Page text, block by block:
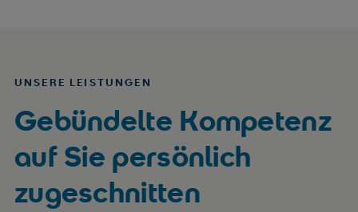
UNSERE LEISTUNGEN
Gebündelte Kompetenz
auf Sie persönlich
zugeschnitten